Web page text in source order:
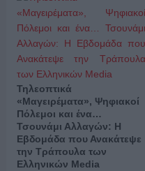
Τηλεοπτικά
«Μαγειρέματα», Ψηφιακοί
Πόλεμοι και ένα…
Τσουνάμι Αλλαγών: Η
Εβδομάδα που Ανακάτεψε
την Τράπουλα των
Ελληνικών Media